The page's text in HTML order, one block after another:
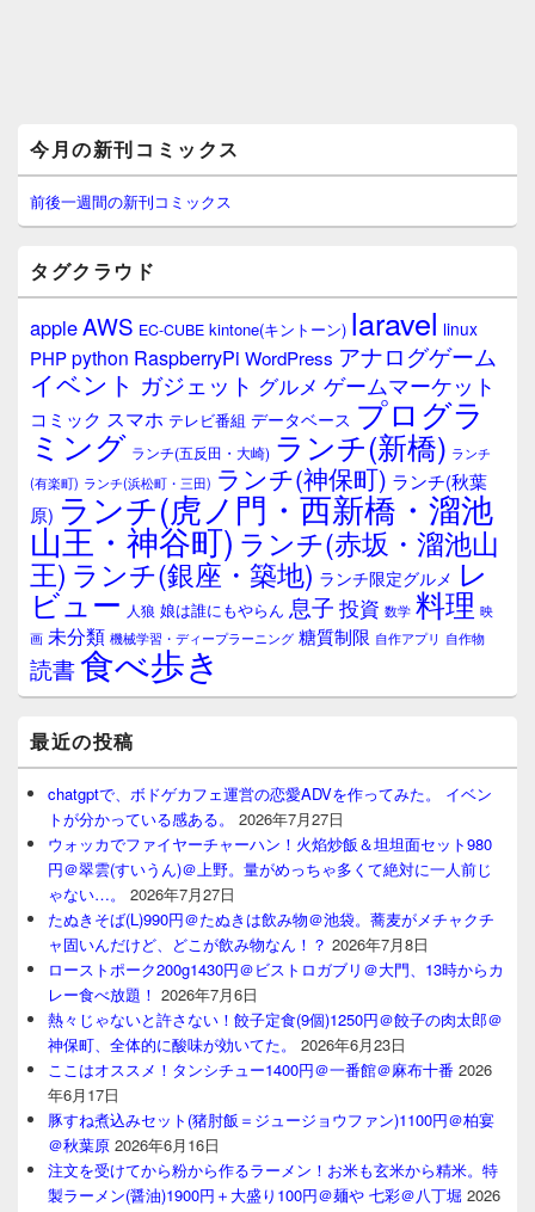
イ
ン
サ
イ
ウ
ィ
ジ
ェ
ア
今月の新刊コミックス
前後一週間の新刊コミックス
タグクラウド
appleAWS EC-CUBE kintone(キントーン) laravel linux
PHPpython RaspberryPi WordPress アナログゲーム
イベント ガジェット グルメ ゲームマーケット
コミック スマホ テレビ番組 データベース プログラ
ミング ランチ(五反田・大崎) ランチ(新橋) ランチ
(有楽町) ランチ(浜松町・三田) ランチ(神保町) ランチ(秋葉
原) ランチ(虎ノ門・西新橋・溜池
山王・神谷町) ランチ(赤坂・溜池山
王) ランチ(銀座・築地) ランチ限定グルメ レ
ビュー 人狼 娘は誰にもやらん 息子 投資 数学 料理 映
画 未分類 機械学習・ディープラーニング 糖質制限 自作アプリ 自作物
読書食べ歩き
最近の投稿
chatgptで、ボドゲカフェ運営の恋愛ADVを作ってみた。 イベン
トが分かっている感ある。
2026年7月27日
ウォッカでファイヤーチャーハン！火焰炒飯＆坦坦面セット980
円＠翠雲(すいうん)＠上野。量がめっちゃ多くて絶対に一人前じ
ゃない…。
2026年7月27日
たぬきそば(L)990円＠たぬきは飲み物＠池袋。蕎麦がメチャクチ
ャ固いんだけど、どこが飲み物なん！？ 2026年7月8日
ローストポーク200g1430円＠ビストロガブリ＠大門、13時からカ
レー食べ放題！ 2026年7月6日
熱々じゃないと許さない！餃子定食(9個)1250円＠餃子の肉太郎＠
神保町、全体的に酸味が効いてた。
2026年6月23日
ここはオススメ！タンシチュー1400円＠一番館＠麻布十番 2026
年6月17日
豚すね煮込みセット(猪肘飯＝ジュージョウファン)1100円＠柏宴
＠秋葉原 2026年6月16日
注文を受けてから粉から作るラーメン！お米も玄米から精米。特
製ラーメン(醤油)1900円＋大盛り100円＠麺や 七彩＠八丁堀 2026